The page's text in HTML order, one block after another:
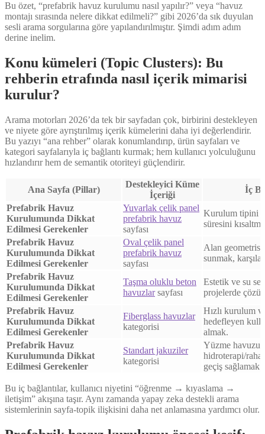
Bu özet, “prefabrik havuz kurulumu nasıl yapılır?” veya “havuz
montajı sırasında nelere dikkat edilmeli?” gibi 2026’da sık duyulan
sesli arama sorgularına göre yapılandırılmıştır. Şimdi adım adım
derine inelim.
Konu kümeleri (Topic Clusters): Bu
rehberin etrafında nasıl içerik mimarisi
kurulur?
Arama motorları 2026’da tek bir sayfadan çok, birbirini destekleyen
ve niyete göre ayrıştırılmış içerik kümelerini daha iyi değerlendirir.
Bu yazıyı “ana rehber” olarak konumlandırıp, ürün sayfaları ve
kategori sayfalarıyla iç bağlantı kurmak; hem kullanıcı yolculuğunu
hızlandırır hem de semantik otoriteyi güçlendirir.
Ana Sayfa (Pillar)
Destekleyici Küme
İçeriği
İç
Prefabrik Havuz
Kurulumunda Dikkat
Edilmesi Gerekenler
Yuvarlak çelik panel
prefabrik havuz
sayfası
Kurulum tipini
süresini
Prefabrik Havuz
Kurulumunda Dikkat
Edilmesi Gerekenler
Oval çelik panel
prefabrik havuz
sayfası
Alan
sunmak,
Prefabrik Havuz
Kurulumunda Dikkat
Edilmesi Gerekenler
Taşma oluklu beton
havuzlarsayfası
Estetik ve su
projelerde
Prefabrik Havuz
Kurulumunda Dikkat
Edilmesi Gerekenler
Fiberglass havuzlar
kategorisi
Hızlı kurulum
hedefleyen
almak.
Prefabrik Havuz
Kurulumunda Dikkat
Edilmesi Gerekenler
Standart jakuziler
kategorisi
Yüzme havuzu
hidroterapi/
geçiş sağlamak.
Bu iç bağlantılar, kullanıcı niyetini “öğrenme → kıyaslama →
iletişim” akışına taşır. Aynı zamanda yapay zeka destekli arama
sistemlerinin sayfa-topik ilişkisini daha net anlamasına yardımcı olur.